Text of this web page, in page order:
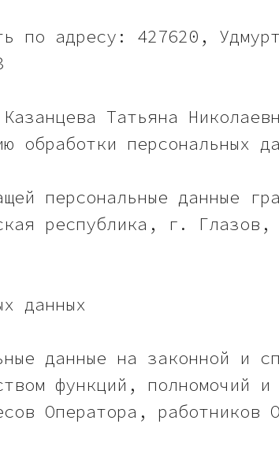
по адресу: 427620,
Татьяна
обработки персональных
персональные данные
республика, г.
данных
данные на законной и
функций, полномочий и
Оператора, работников